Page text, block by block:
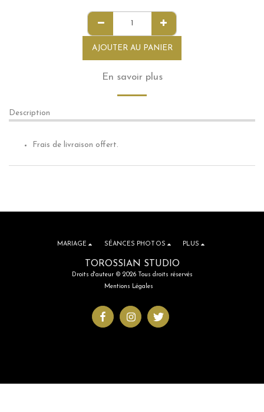
AJOUTER AU PANIER
En savoir plus
Description
Frais de livraison offert.
TOROSSIAN STUDIO
Droits d'auteur © 2026 Tous droits réservés
Mentions Légales
MARIAGE SÉANCES PHOTOS PLUS